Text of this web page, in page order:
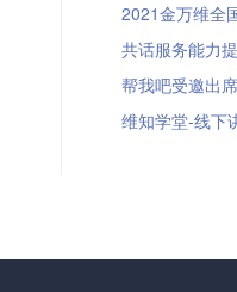
2021金万维全
共话服务能力
帮我吧受邀出
维知学堂-线下